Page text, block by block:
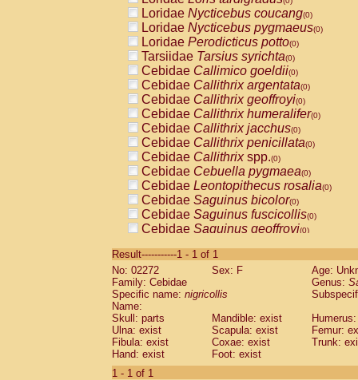
Loridae Nycticebus coucang(0)
Loridae Nycticebus pygmaeus(0)
Loridae Perodicticus potto(0)
Tarsiidae Tarsius syrichta(0)
Cebidae Callimico goeldii(0)
Cebidae Callithrix argentata(0)
Cebidae Callithrix geoffroyi(0)
Cebidae Callithrix humeralifer(0)
Cebidae Callithrix jacchus(0)
Cebidae Callithrix penicillata(0)
Cebidae Callithrixspp.(0)
Cebidae Cebuella pygmaea(0)
Cebidae Leontopithecus rosalia(0)
Cebidae Saguinus bicolor(0)
Cebidae Saguinus fuscicollis(0)
Cebidae Saguinus geoffroyi(0)
CebidaeSaguinus labiatus(0)
Cebidae Saguinus leucopus (0)
Cebidae
CebidaeSaguinus mystax
Cebidae Saguinus nigricollis (1)
Cebidae Saguinus oedipus
Cebidae Saguinus weddelli
Cebidae Saguinusspp.
Cebidae
Result-----------1 - 1 of 1
No: 02272
Sex: F
Age:
Family: Cebidae
Genus:
Specific name: nigricollis
Name:
Skull: parts
Mandible: exist
Ulna: exist
Scapula: exist
Femur:
Fibula: exist
Coxae: exist
Trunk:
Hand: exist
Foot: exist
1 - 1 of 1